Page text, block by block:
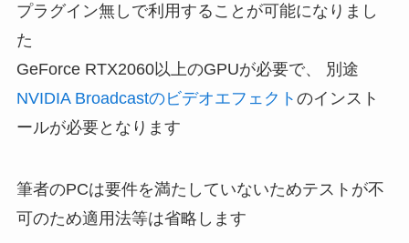
プラグイン無しで利用することが可能になりまし
た
GeForce RTX2060以上のGPUが必要で、 別途
NVIDIA Broadcastのビデオエフェクト のインスト
ールが必要となります
筆者のPCは要件を満たしていないためテストが不
可のため適用法等は省略します